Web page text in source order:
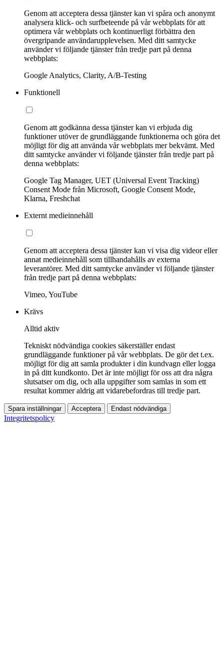
Genom att acceptera dessa tjänster kan vi spåra och anonymt
analysera klick- och surfbeteende på vår webbplats för att
optimera vår webbplats och kontinuerligt förbättra den
övergripande användarupplevelsen. Med ditt samtycke
använder vi följande tjänster från tredje part på denna
webbplats:
Google Analytics, Clarity, A/B-Testing
Funktionell
Genom att godkänna dessa tjänster kan vi erbjuda dig
funktioner utöver de grundläggande funktionerna och göra det
möjligt för dig att använda vår webbplats mer bekvämt. Med
ditt samtycke använder vi följande tjänster från tredje part på
denna webbplats:
Google Tag Manager, UET (Universal Event Tracking)
Consent Mode från Microsoft, Google Consent Mode,
Klarna, Freshchat
Externt medieinnehåll
Genom att acceptera dessa tjänster kan vi visa dig videor eller
annat medieinnehåll som tillhandahålls av externa
leverantörer. Med ditt samtycke använder vi följande tjänster
från tredje part på denna webbplats:
Vimeo, YouTube
Krävs
Alltid aktiv
Tekniskt nödvändiga cookies säkerställer endast
grundläggande funktioner på vår webbplats. De gör det t.ex.
möjligt för dig att samla produkter i din kundvagn eller logga
in på ditt kundkonto. Det är inte möjligt för oss att dra några
slutsatser om dig, och alla uppgifter som samlas in som ett
resultat kommer aldrig att vidarebefordras till tredje part.
Spara inställningar Acceptera Endast nödvändiga
Integritetspolicy